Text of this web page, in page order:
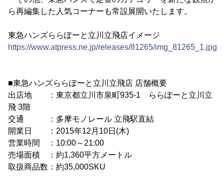
ら再編集した人気コーナーも常設展開いたします。
東急ハンズららぽーと立川立飛店イメージ
https://www.atpress.ne.jp/releases/81265/img_81265_1.jpg
■東急ハンズららぽーと立川立飛店 店舗概要
出店地 ：東京都立川市泉町935-1 ららぽーと立川立
飛 3階
交通 ：多摩モノレール 立飛駅直結
開業日 ：2015年12月10日(木)
営業時間 ：10:00～21:00
売場面積 ：約1,360平方メートル
取扱商品数：約35,000SKU